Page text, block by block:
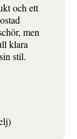
och ett
men
klara
stil.